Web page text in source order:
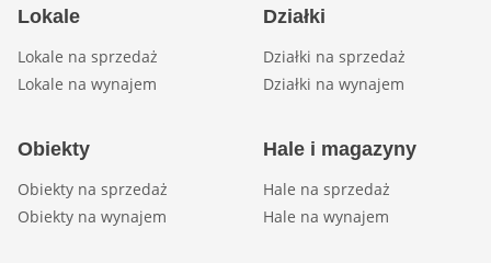
Lokale
Lokale na sprzedaż
Lokale na wynajem
Działki
Działki na sprzedaż
Działki na wynajem
Obiekty
Obiekty na sprzedaż
Obiekty na wynajem
Hale i magazyny
Hale na sprzedaż
Hale na wynajem